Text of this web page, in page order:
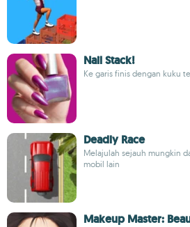
Nail Stack!
Ke garis finis dengan kuku
Deadly Race
Melajulah sejauh mungkin
mobil lain
Makeup Master: